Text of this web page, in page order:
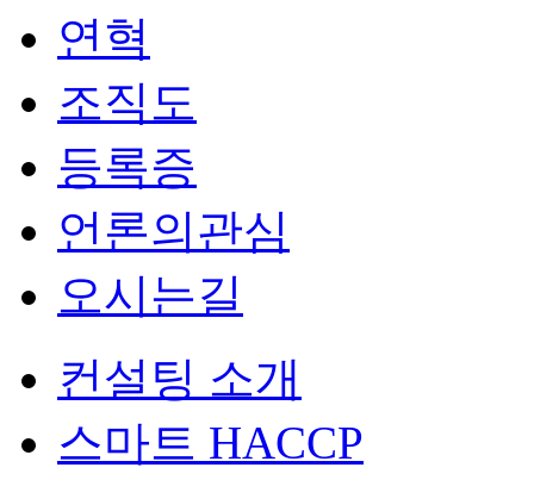
연혁
조직도
등록증
언론의관심
오시는길
컨설팅 소개
스마트 HACCP